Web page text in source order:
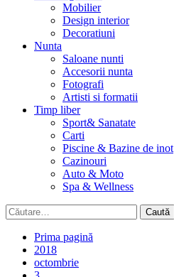
Mobilier
Design interior
Decoratiuni
Nunta
Saloane nunti
Accesorii nunta
Fotografi
Artisti si formatii
Timp liber
Sport& Sanatate
Carti
Piscine & Bazine de inot
Cazinouri
Auto & Moto
Spa & Wellness
Caută
după:
Prima pagină
2018
octombrie